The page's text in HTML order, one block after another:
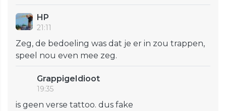
HP
21:11
Zeg, de bedoeling was dat je er in zou trappen,
speel nou even mee zeg.
GrappigeIdioot
19:35
is geen verse tattoo. dus fake